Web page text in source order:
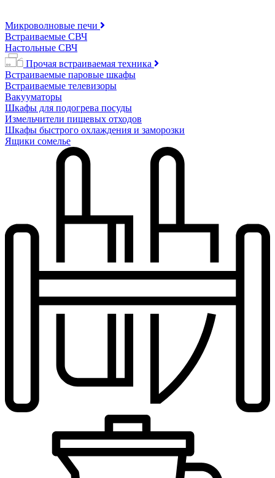
Микроволновые печи
Встраиваемые СВЧ
Настольные СВЧ
Прочая встраиваемая техника
Встраиваемые паровые шкафы
Встраиваемые телевизоры
Вакууматоры
Шкафы для подогрева посуды
Измельчители пищевых отходов
Шкафы быстрого охлаждения и заморозки
Ящики сомелье